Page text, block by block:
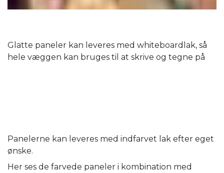
Glatte paneler kan leveres med whiteboardlak, så
hele væggen kan bruges til at skrive og tegne på
Panelerne kan leveres med indfarvet lak efter eget
ønske.
Her ses de farvede paneler i kombination med